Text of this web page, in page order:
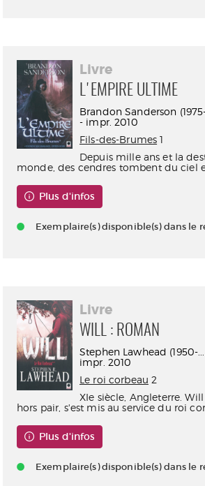
Livre
L'EMPIRE ULTIME
Brandon Sanderson
- impr. 2010
Fils-des-Brumes 1
Depuis mille ans et la
monde, des cendres tombent du ciel
Plus d'infos
Exemplaire(s) disponible(s) dans le
Livre
WILL : ROMAN
Stephen Lawhead (1950-
impr. 2010
Le roi corbeau 2
XIe siècle, Angleterre.
hors pair, s'est mis au service du roi
Plus d'infos
Exemplaire(s) disponible(s) dans le